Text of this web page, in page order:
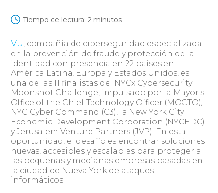
Tiempo de lectura: 2 minutos
VU, compañía de ciberseguridad especializada
en la prevención de fraude y protección de la
identidad con presencia en 22 países en
América Latina, Europa y Estados Unidos, es
una de las 11 finalistas del NYCx Cybersecurity
Moonshot Challenge, impulsado por la Mayor’s
Office of the Chief Technology Officer (MOCTO),
NYC Cyber Command (C3), la New York City
Economic Development Corporation (NYCEDC)
y Jerusalem Venture Partners (JVP). En esta
oportunidad, el desafío es encontrar soluciones
nuevas, accesibles y escalables para proteger a
las pequeñas y medianas empresas basadas en
la ciudad de Nueva York de ataques
informáticos.